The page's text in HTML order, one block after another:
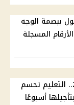
ببصمة الوجه
المسجلة
موعد بدء الدراسة 2026-2027.. التعليم تحسم
أسبوعًا